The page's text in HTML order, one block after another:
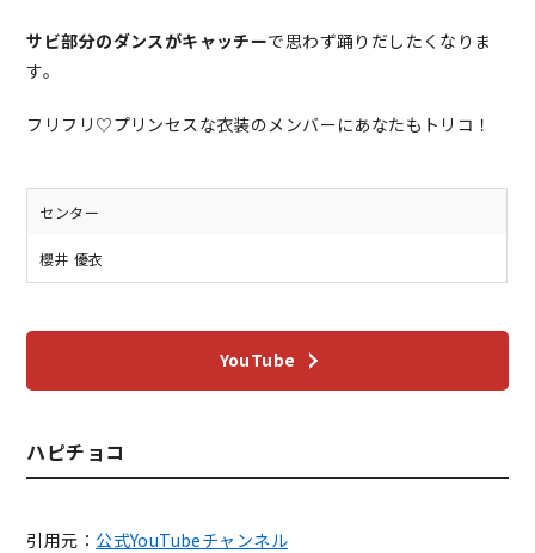
サビ部分のダンスがキャッチーで思わず踊りだしたくなりま
す。
フリフリ♡プリンセスな衣装のメンバーにあなたもトリコ！
センター
櫻井 優衣
YouTube
ハピチョコ
引用元： 公式YouTubeチャンネル